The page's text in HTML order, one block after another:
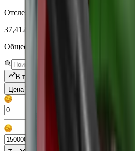
Отслеживаемые уникальные
37,412,324
Общее количество отслеженных
В тренде
Цена